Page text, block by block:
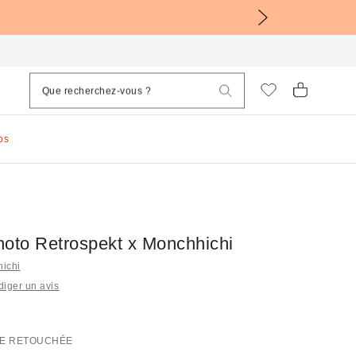
Retrospekt x Monchhichi
un avis
RETOUCHÉE